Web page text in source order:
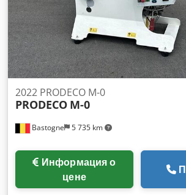
Bastogne 5 735 km
2022 PRODECO M-0
PRODECO M-0
цене